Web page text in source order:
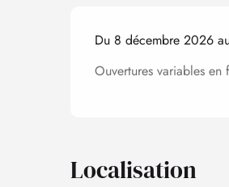
Du 8 décembre 2026
Ouvertures variables
Localisation